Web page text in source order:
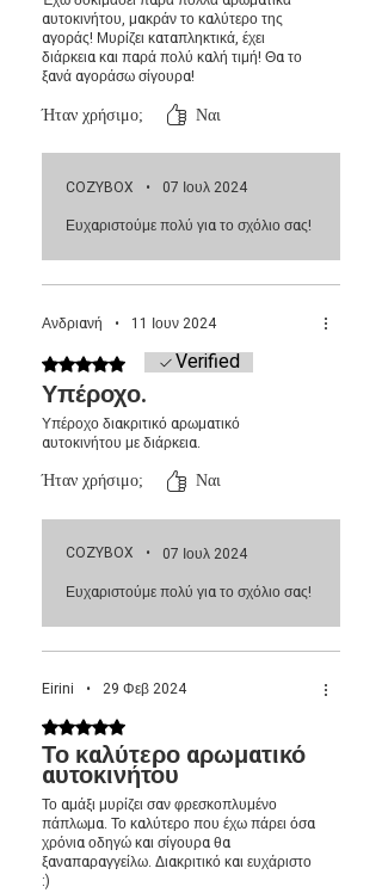
αυτοκινήτου, μακράν το καλύτερο της
αγοράς! Μυρίζει καταπληκτικά, έχει
διάρκεια και παρά πολύ καλή τιμή! Θα το
ξανά αγοράσω σίγουρα!
Ήταν χρήσιμο; Ναι
COZYBOX •
07 Ιουλ 2024
Ευχαριστούμε πολύ για το σχόλιο σας!
Ανδριανή • 11 Ιουν 2024
Βαθμολογήθηκε με 5 από 5 αστέρια.
Verified
Υπέροχο.
Υπέροχο διακριτικό αρωματικό
αυτοκινήτου με διάρκεια.
Ήταν χρήσιμο; Ναι
COZYBOX •
07 Ιουλ 2024
Ευχαριστούμε πολύ για το σχόλιο σας!
Eirini • 29 Φεβ 2024
Βαθμολογήθηκε με 5 από 5 αστέρια.
Το καλύτερο αρωματικό
αυτοκινήτου
Το αμάξι μυρίζει σαν φρεσκοπλυμένο
πάπλωμα. Το καλύτερο που έχω πάρει όσα
χρόνια οδηγώ και σίγουρα θα
ξαναπαραγγείλω. Διακριτικό και ευχάριστο
:)